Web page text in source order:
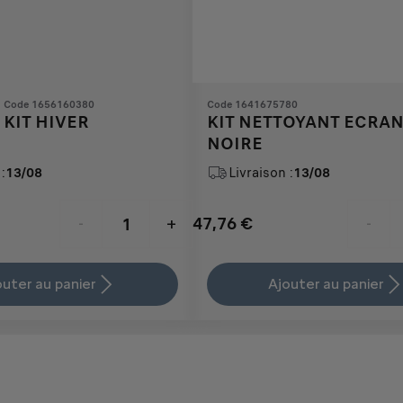
Code 1656160380
KIT HIVER
13/08
-
+
au panier
Code 1641675780
KIT NETTOYANT
NOIRE
Livraison :13/08
47,76€
Price
47,76
-
Quantity
updated
Ajouter au panier